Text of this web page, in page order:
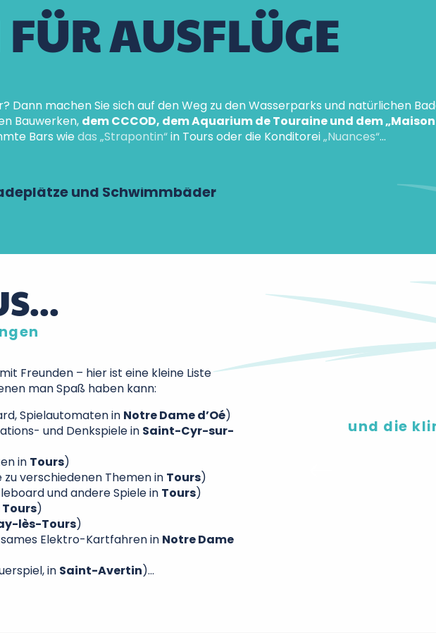
AUSFLÜGE
Dann machen Sie sich auf den Weg zu den Wasserparks und natürlichen
Bauwerken, dem CCCOD, dem Aquarium de Touraine und dem
Bars wie das „Strapontin“in Tours oder die Konditorei„Nuances“…
und Schwimmbäder
Freunden – hier ist eine kleine Liste
man Spaß haben kann:
Spielautomaten in Notre Dame d’Oé)
und Denkspiele in Saint-Cyr-sur-
in Tours)
zu verschiedenen Themen in Tours)
und andere Spiele in Tours)
Tours)
lès-Tours)
Elektro-Kartfahren in Notre Dame
in Saint-Avertin)…
und die
La Table du